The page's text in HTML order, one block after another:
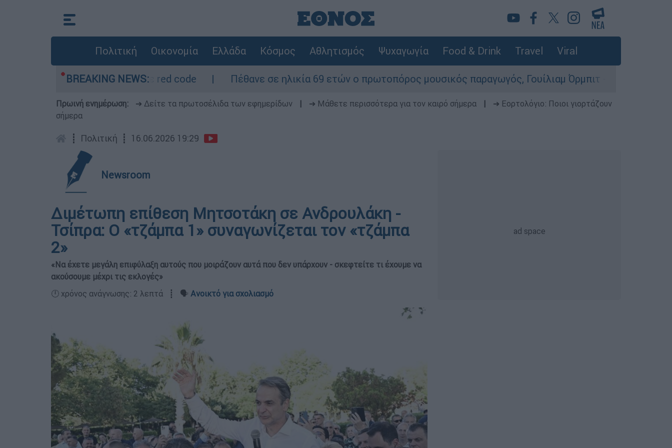
Πολιτική Οικονομία Ελλάδα Κόσμος Αθλητισμός Ψυχαγωγία Food & Drink Travel Viral
BREAKING NEWS:
- Οι περιοχές σε red code Πέθανε σε ηλικία 69 ετών ο πρωτοπόρος μουσικός παραγωγός, Γουίλιαμ Όρμπιτ - Η καθοριστική
Πρωινή ενημέρωση: ➔ Δείτε τα πρωτοσέλιδα των εφημερίδων ➔ Μάθετε περισσότερα για τον καιρό σήμερα
➔ Εορτολόγιο: Ποιοι γιορτάζουν
σήμερα
┋ Πολιτική ┋ 16.06.2026 19:29
Newsroom
Διμέτωπη επίθεση Μητσοτάκη σε Ανδρουλάκη -
Τσίπρα: Ο «τζάμπα 1» συναγωνίζεται τον «τζάμπα
2»
«Να έχετε μεγάλη επιφύλαξη αυτούς που μοιράζουν αυτά που δεν υπάρχουν - σκεφτείτε τι έχουμε να
ακούσουμε μέχρι τις εκλογές»
🕛 χρόνος ανάγνωσης: 2 λεπτά ┋ 🗣️ Ανοικτό για σχολιασμό